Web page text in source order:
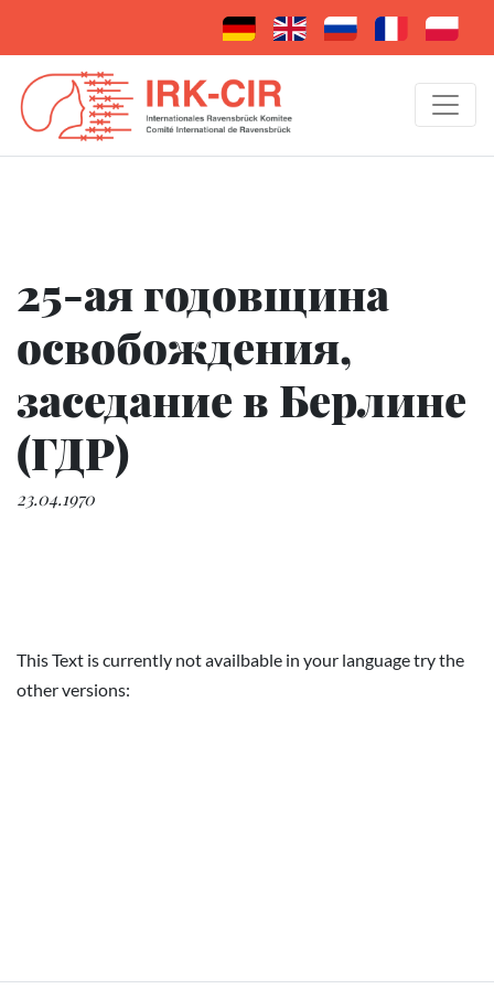
25-ая годовщина
освобождения,
заседание в Берлине
(ГДР)
23.04.1970
This Text is currently not availbable in your language try the
other versions: